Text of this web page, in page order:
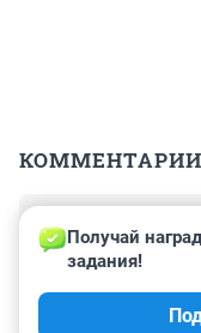
КОММЕНТАРИИ
27 января 2024,
Хозяевам дач и
защищать свое
Получай
задания!